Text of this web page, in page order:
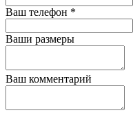
Ваш телефон *
Ваши размеры
Ваш комментарий